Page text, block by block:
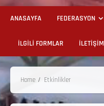
ANASAYFA FEDERASYON
İLGİLİ FORMLAR İLETİŞİM
Home Etkinlikler